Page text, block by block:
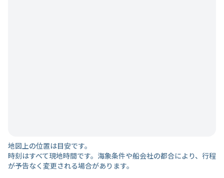
地図上の位置は目安です。
時刻はすべて現地時間です。海象条件や船会社の都合により、行程
が予告なく変更される場合があります。